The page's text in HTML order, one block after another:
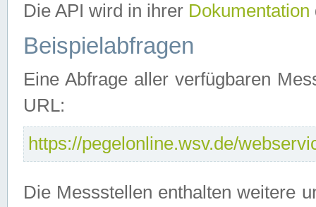
Die API wird in ihrer Dokumentation
Beispielabfragen
Eine Abfrage aller verfügbaren
URL:
https://pegelonline.wsv.de/
Die Messstellen enthalten weitere